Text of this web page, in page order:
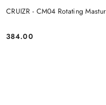
CRUIZR - CM04 Rotating
Cena:
384.00